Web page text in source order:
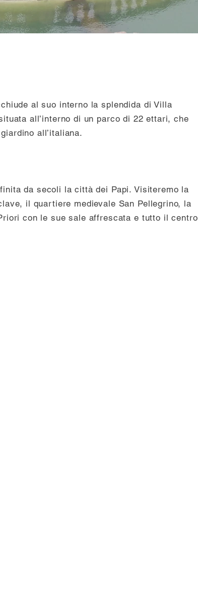
al suo interno la splendida di Villa
all’interno di un parco di 22 ettari, che
all’italiana.
da secoli la città dei Papi. Visiteremo la
il quartiere medievale San Pellegrino, la
con le sue sale affrescata e tutto il centro